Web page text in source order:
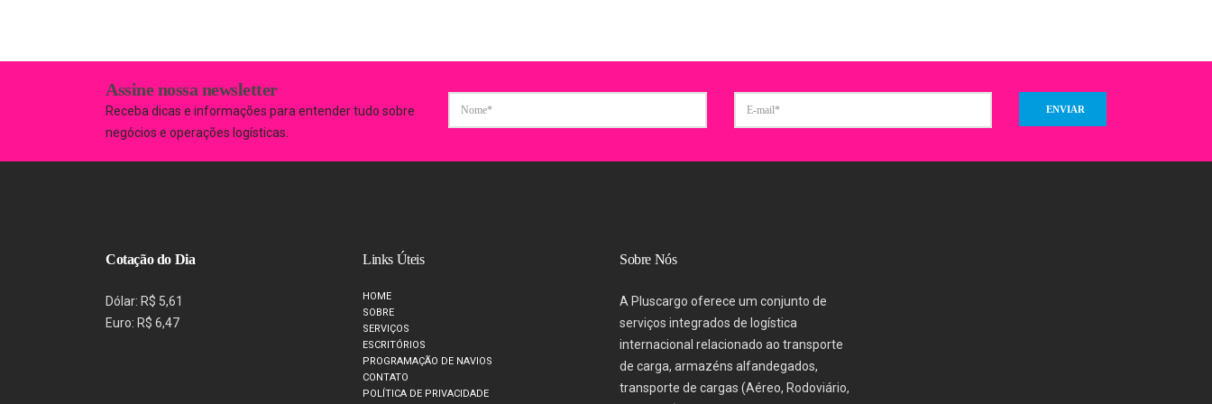
Assine nossa newsletter
Receba dicas e informações para entender tudo sobre
negócios e operações logísticas.
Cotação do Dia
Dólar: R$ 5,61
Euro: R$ 6,47
Links Úteis
HOME
SOBRE
SERVIÇOS
ESCRITÓRIOS
PROGRAMAÇÃO DE NAVIOS
CONTATO
POLÍTICA DE PRIVACIDADE
Sobre Nós
A Pluscargo oferece um conjunto de
serviços integrados de logística
internacional relacionado ao transporte
de carga, armazéns alfandegados,
transporte de cargas (Aéreo, Rodoviário,